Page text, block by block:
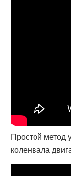
Простой метод
коленвала